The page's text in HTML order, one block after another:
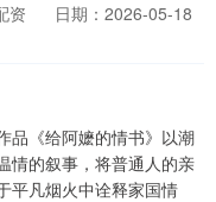
资
日期：2026-05-18
品《给阿嬷的情书》以潮
情的叙事，将普通人的亲
平凡烟火中诠释家国情